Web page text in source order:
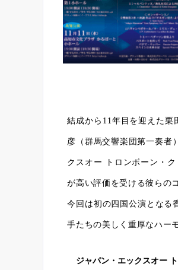
結成から11年目を迎えた栗
彦（群馬交響楽団第一奏者
クスオー トロンボーン・
が高い評価を受ける彼らの
今回は初の四国公演となる
手たちの美しく重厚なハー
ジャパン・エックスオー